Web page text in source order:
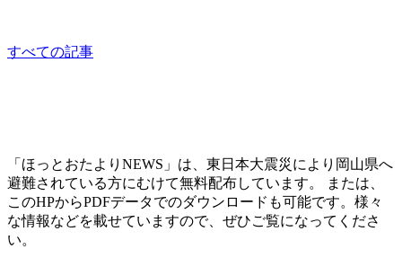
すべての記事
「ほっとおたよりNEWS」は、東日本大震災により岡山県へ
避難されている方にむけて無料配布しています。 または、
このHPからPDFデータでのダウンロードも可能です。様々
な情報などを載せていますので、ぜひご覧になってくださ
い。